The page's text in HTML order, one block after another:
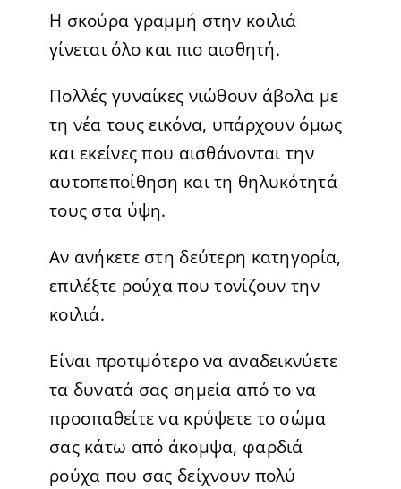
Η σκούρα γραμμή στην κοιλιά
γίνεται όλο και πιο αισθητή.
Πολλές γυναίκες νιώθουν άβολα με
τη νέα τους εικόνα, υπάρχουν όμως
και εκείνες που αισθάνονται την
αυτοπεποίθηση και τη θηλυκότητά
τους στα ύψη.
Αν ανήκετε στη δεύτερη κατηγορία,
επιλέξτε ρούχα που τονίζουν την
κοιλιά.
Είναι προτιμότερο να αναδεικνύετε
τα δυνατά σας σημεία από το να
προσπαθείτε να κρύψετε το σώμα
σας κάτω από άκομψα, φαρδιά
ρούχα που σας δείχνουν πολύ